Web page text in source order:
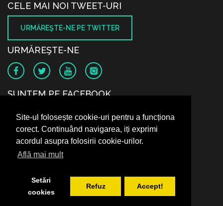
Site-ul folosește cookie-uri pentru a funcționa
corect. Continuând navigarea, iți exprimi
acordul asupra folosirii cookie-urilor.
Află mai mult
Setări
cookies
Refuz Accept!
CELE MAI NOI TWEET-URI
URMĂREŞTE-NE PE TWITTER
URMĂREŞTE-NE
SUNTEM PE FACEBOOK